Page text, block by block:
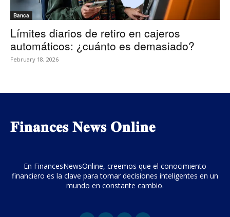
Banca
Límites diarios de retiro en cajeros
automáticos: ¿cuánto es demasiado?
February 18, 2026
𝐅𝐢𝐧𝐚𝐧𝐜𝐞𝐬 𝐍𝐞𝐰𝐬 𝐎𝐧𝐥𝐢𝐧𝐞
En FinancesNewsOnline, creemos que el conocimiento
financiero es la clave para tomar decisiones inteligentes en un
mundo en constante cambio.